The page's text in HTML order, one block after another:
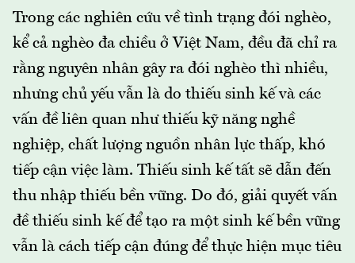
Trong các nghiên cứu về tình trạng đói nghèo,
kể cả nghèo đa chiều ở Việt Nam, đều đã chỉ ra
rằng nguyên nhân gây ra đói nghèo thì nhiều,
nhưng chủ yếu vẫn là do thiếu sinh kế và các
vấn đề liên quan như thiếu kỹ năng nghề
nghiệp, chất lượng nguồn nhân lực thấp, khó
tiếp cận việc làm. Thiếu sinh kế tất sẽ dẫn đến
thu nhập thiếu bền vững. Do đó, giải quyết vấn
đề thiếu sinh kế để tạo ra một sinh kế bền vững
vẫn là cách tiếp cận đúng để thực hiện mục tiêu